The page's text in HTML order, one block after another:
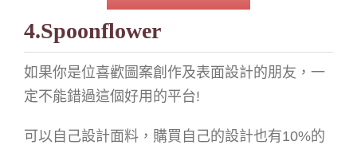
4.Spoonflower
如果你是位喜歡圖案創作及表面設計的朋友，一
定不能錯過這個好用的平台!
可以自己設計面料，購買自己的設計也有10%的